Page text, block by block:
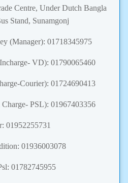
Centre, Under Dutch Bangla
Stand, Sunamgonj
(Manager): 01718345975
VD): 01790065460
Courier): 01724690413
PSL): 01967403356
01952255731
01936003078
01782745955